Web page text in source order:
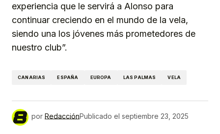
experiencia que le servirá a Alonso para
continuar creciendo en el mundo de la vela,
siendo una los jóvenes más prometedores de
nuestro club”.
CANARIAS ESPAÑA EUROPA LAS PALMAS VELA
por RedacciónPublicado el septiembre 23, 2025